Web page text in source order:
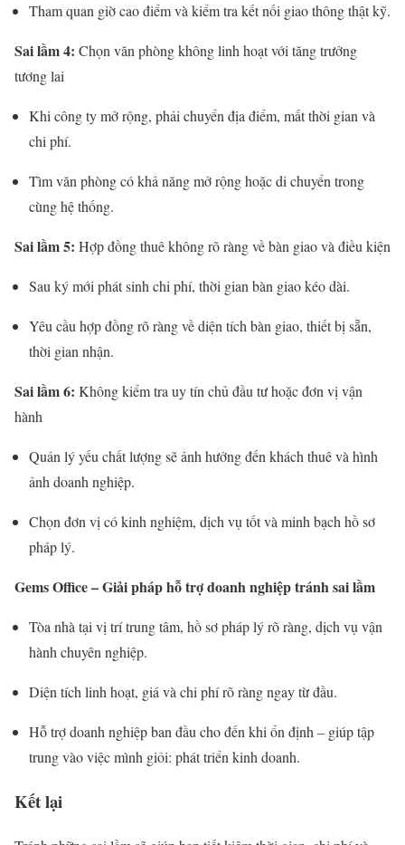
Tham quan giờ cao điểm và kiểm tra kết nối giao thông thật kỹ.
Sai lầm 4: Chọn văn phòng không linh hoạt với tăng trưởng
tương lai
Khi công ty mở rộng, phải chuyển địa điểm, mất thời gian và
chi phí.
Tìm văn phòng có khả năng mở rộng hoặc di chuyển trong
cùng hệ thống.
Sai lầm 5: Hợp đồng thuê không rõ ràng về bàn giao và điều kiện
Sau ký mới phát sinh chi phí, thời gian bàn giao kéo dài.
Yêu cầu hợp đồng rõ ràng về diện tích bàn giao, thiết bị sẵn,
thời gian nhận.
Sai lầm 6: Không kiểm tra uy tín chủ đầu tư hoặc đơn vị vận
hành
Quản lý yếu chất lượng sẽ ảnh hưởng đến khách thuê và hình
ảnh doanh nghiệp.
Chọn đơn vị có kinh nghiệm, dịch vụ tốt và minh bạch hồ sơ
pháp lý.
Gems Office – Giải pháp hỗ trợ doanh nghiệp tránh sai lầm
Tòa nhà tại vị trí trung tâm, hồ sơ pháp lý rõ ràng, dịch vụ vận
hành chuyên nghiệp.
Diện tích linh hoạt, giá và chi phí rõ ràng ngay từ đầu.
Hỗ trợ doanh nghiệp ban đầu cho đến khi ổn định – giúp tập
trung vào việc mình giỏi: phát triển kinh doanh.
Kết lại